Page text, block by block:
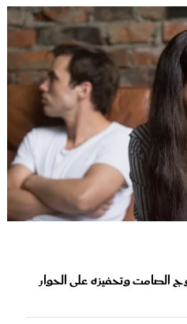
الصامت وتحفيزه على الحوار